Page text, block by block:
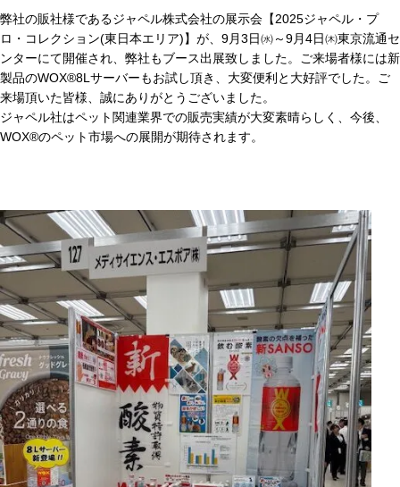
弊社の販社様であるジャペル株式会社の展示会【2025ジャペル・プ
ロ・コレクション(東日本エリア)】が、9月3日㈬～9月4日㈭東京流通セ
ンターにて開催され、弊社もブース出展致しました。ご来場者様には新
製品のWOX®8Lサーバーもお試し頂き、大変便利と大好評でした。ご
来場頂いた皆様、誠にありがとうございました。
ジャペル社はペット関連業界での販売実績が大変素晴らしく、今後、
WOX®のペット市場への展開が期待されます。